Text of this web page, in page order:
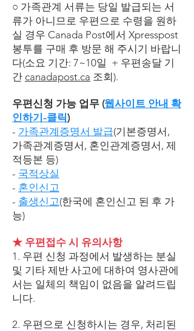
○ 가족관계 서류는 당일 발급되는 서
류가 아니므로 우편으로 수령을 원하
실 경우 Canada Post에서 Xpresspost
봉투를 구매 후 방문 해 주시기 바랍니
다(소요 기간: 7~10일 + 우편송달 기
간 canadapost.ca 조회).
우편신청 가능 업무 (웹사이트 안내 확
인하기-클릭)
- 가족관계증명서 발급(기본증명서,
가족관계증명서, 혼인관계증명서, 제
적등본 등)
- 국적상실
- 혼인신고
- 출생신고(한국에 혼인신고 된 후 가
능)
★ 우편접수 시 유의사항
1. 우편 신청 과정에서 발생하는 분실
및 기타 제반 사고에 대하여 영사관에
서는 일체의 책임이 없음을 알려드립
니다.
2. 우편으로 신청하시는 경우, 처리된